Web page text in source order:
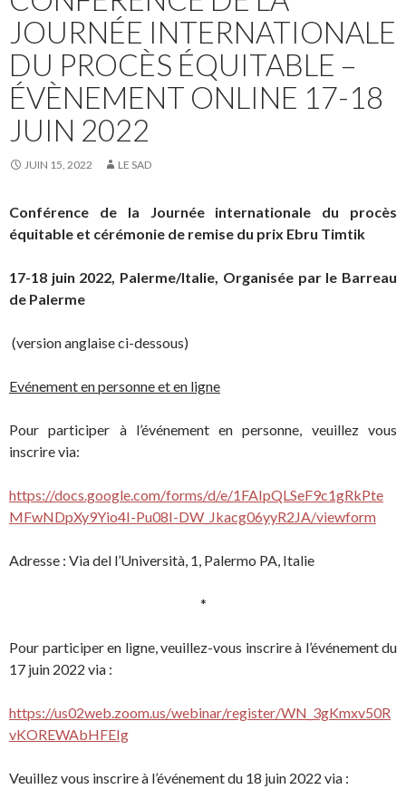
JOURNÉE INTERNATIONALE
DU PROCÈS ÉQUITABLE –
ÉVÈNEMENT ONLINE 17-18
JUIN 2022
JUIN 15, 2022 LE SAD
Conférence de la Journée internationale du procès
équitable et cérémonie de remise du prix Ebru Timtik
17-18 juin 2022, Palerme/Italie, Organisée par le Barreau
de Palerme
(version anglaise ci-dessous)
Evénement en personne et en ligne
Pour participer à l’événement en personne, veuillez vous
inscrire via:
https://docs.google.com/forms/d/e/1FAIpQLSeF9c1gRkPte
MFwNDpXy9Yio4I-Pu08I-DW_Jkacg06yyR2JA/viewform
Adresse : Via del l’Università, 1, Palermo PA, Italie
*
Pour participer en ligne, veuillez-vous inscrire à l’événement du
17 juin 2022 via :
https://us02web.zoom.us/webinar/register/WN_3gKmxv50R
vKOREWAbHFEIg
Veuillez vous inscrire à l’événement du 18 juin 2022 via :